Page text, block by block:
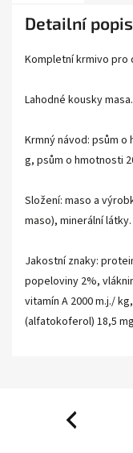
Detailní
Kompletní krmivo pro
Lahodné kousky
Krmný návod: psům
g, psům o hmotnosti
Složení: maso a
maso), minerální látky.
Jakostní znaky:
popeloviny 2%,
vitamín A 2000 m.j./
(alfatokoferol) 18,5
Previous